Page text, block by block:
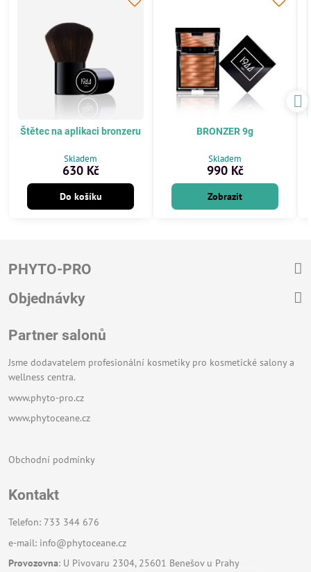
Štětec na aplikaci bronzeru
Skladem
630 Kč
Do košíku
BRONZER 9g
Skladem
990 Kč
Zobrazit
PHYTO-PRO
Objednávky
Partner salonů
Jsme dodavatelem profesionální kosmetiky pro kosmetické salony a
wellness centra.
www.phyto-pro.cz
www.phytoceane.cz
Obchodní podmínky
Kontakt
Telefon: 733 344 676
e-mail: info@phytoceane.cz
Provozovna: U Pivovaru 2304, 25601 Benešov u Prahy